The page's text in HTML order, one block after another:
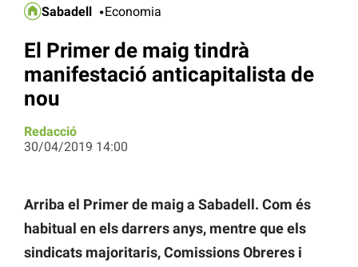
Sabadell Economia
El Primer de maig tindrà
manifestació anticapitalista de
nou
Redacció
30/04/2019 14:00
Arriba el Primer de maig a Sabadell. Com és
habitual en els darrers anys, mentre que els
sindicats majoritaris, Comissions Obreres i